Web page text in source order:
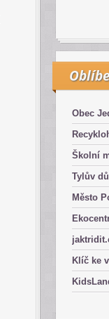
Obec
Školní
Tylův
Město
Klíč ke